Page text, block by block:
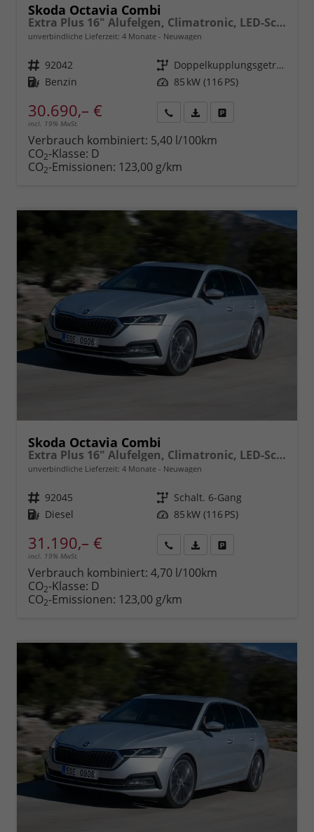
Skoda Octavia Combi
Extra Plus 16" Alufelgen, Climatronic, LED-Scheinwerfer, Parksensoren hinten, Radio 10" + Wireless Smartlink, Tempomat, Multifunktions-Lederlenkrad, Dachreling uvm.
unverbindliche Lieferzeit: 4 Monate Neuwagen
Fahrzeugnr. 92042 Getriebe
Doppelkupplungsgetriebe (DSG)
Kraftstoff Benzin Leistung 85 kW (116 PS)
30.690,– €
incl. 19% MwSt.
anfordern
Datei,
Verbrauch kombiniert: 5,40 l/100km
CO2-Klasse: D
CO2-Emissionen: 123,00 g/km
Skoda Octavia Combi
Extra Plus 16" Alufelgen, Climatronic, LED-Scheinwerfer, Parksensoren hinten, Radio 10" + Wireless Smartlink, Tempomat, Multifunktions-Lederlenkrad, Dachreling uvm.
unverbindliche Lieferzeit: 4 Monate Neuwagen
Fahrzeugnr. 92045 Getriebe Schalt. 6-Gang
Kraftstoff Diesel Leistung 85 kW (116 PS)
31.190,– €
incl. 19% MwSt.
anfordern
Datei,
Verbrauch kombiniert: 4,70 l/100km
CO2-Klasse: D
CO2-Emissionen: 123,00 g/km